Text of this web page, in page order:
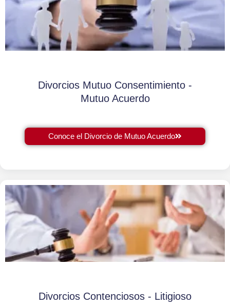
Divorcios Mutuo Consentimiento -
Mutuo Acuerdo
Conoce el Divorcio de Mutuo Acuerdo
Divorcios Contenciosos - Litigioso